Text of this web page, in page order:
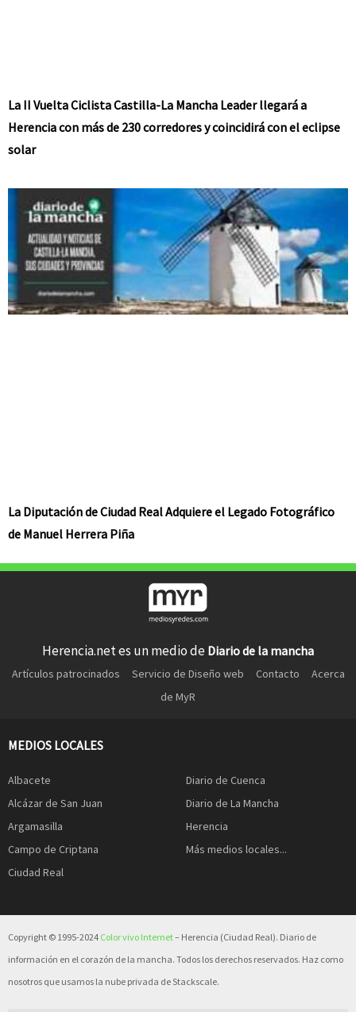
La II Vuelta Ciclista Castilla-La Mancha Leader llegará a
Herencia con más de 230 corredores y coincidirá con el eclipse
solar
La Diputación de Ciudad Real Adquiere el Legado Fotográfico
de Manuel Herrera Piña
Herencia.net es un medio de Diario de la mancha
Artículos patrocinados Servicio de Diseño web Contacto
Acerca
de MyR
MEDIOS LOCALES
Albacete
Alcázar de San Juan
Argamasilla
Campo de Criptana
Ciudad Real
Diario de Cuenca
Diario de La Mancha
Herencia
Más medios locales...
Copyright © 1995-2024 Color vivo Internet– Herencia (Ciudad Real). Diario de
información en el corazón de la mancha. Todos los derechos reservados. Haz como
nosotros que usamos la nube privada de Stackscale.